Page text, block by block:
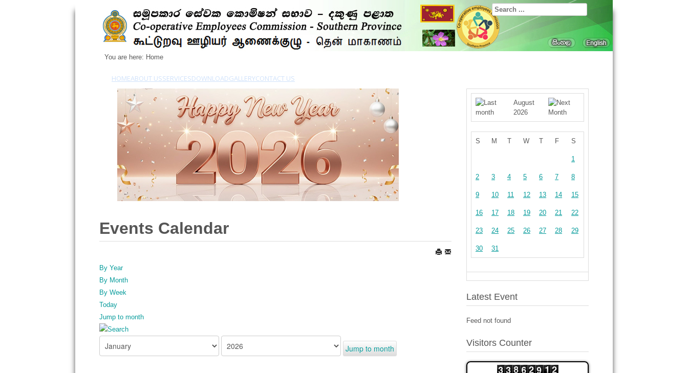
You are here: Home
HOMEABOUT USSERVICESDOWNLOADGALLERYCONTACT US
Events Calendar
By Year
By Month
By Week
Today
Jump to month
Jump to month
August
2026
S M T W T F S
1
2 3 4 5 6 7 8
9 10 11 12 13 14 15
16 17 18 19 20 21 22
23 24 25 26 27 28 29
30 31
Latest Event
Feed not found
Visitors Counter